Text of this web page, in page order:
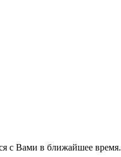
с Вами в ближайшее время.